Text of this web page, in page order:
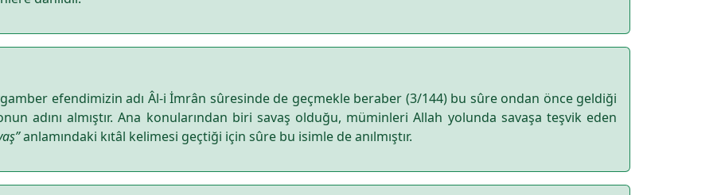
efendimizin adı Âl-i İmrân sûresinde de geçmekle beraber (3/144) bu sûre ondan önce geldiği
adını almıştır. Ana konularından biri savaş olduğu, müminleri Allah yolunda savaşa teşvik eden
anlamındaki kıtâl kelimesi geçtiği için sûre bu isimle de anılmıştır.